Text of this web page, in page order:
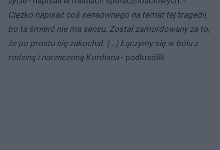
Ciężko napisać coś sensownego na temat tej tragedii,
bo ta śmierć nie ma sensu. Został zamordowany za to,
że po prostu się zakochał. (...) Łączymy się w bólu z
rodziną i narzeczoną Kordiana- podkreślili.